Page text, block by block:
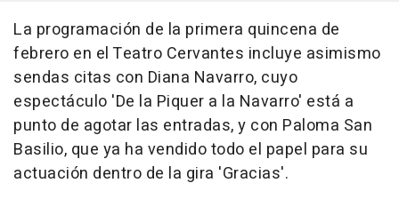
La programación de la primera quincena de
febrero en el Teatro Cervantes incluye asimismo
sendas citas con Diana Navarro, cuyo
espectáculo 'De la Piquer a la Navarro' está a
punto de agotar las entradas, y con Paloma San
Basilio, que ya ha vendido todo el papel para su
actuación dentro de la gira 'Gracias'.